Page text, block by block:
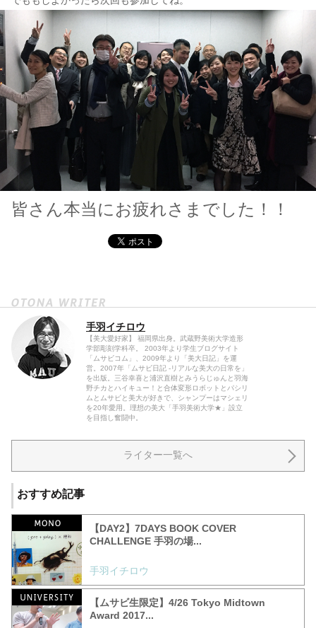
皆さん本当にお疲れさまでした！！
手羽イチロウ
【美大愛好家】 福岡県出身。武蔵野美術大学造形
学部彫刻学科卒。 2003年より学生ブログサイト
「ムサビコム」、2009年より「美大日記」を運
営。2007年「ムサビ日記 -リアルな美大の日常を」
を出版。三谷幸喜と浦沢直樹とみうらじゅんと羽海
野チカとハイキュー！と合体変形ロボットとパシリ
ムとムサビと美大が好きで、シャンプーはマシェリ
を20年愛用。理想の美大「手羽美術大学★」設立
を目指し奮闘中。
ライター一覧へ
おすすめ記事
【DAY2】7DAYS BOOK COVER
CHALLENGE 手羽の場...
手羽イチロウ
【ムサビ生限定】4/26 Tokyo Midtown
Award 2017...